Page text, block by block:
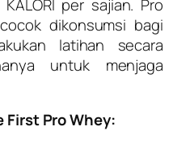
per sajian. Pro
dikonsumsi bagi
latihan secara
untuk menjaga
First Pro Whey: